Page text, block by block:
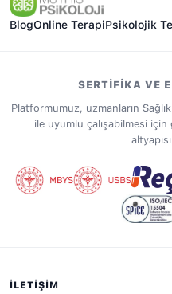
BlogOnline TerapiPsikolojik
SERTIFIKA VE
Platformumuz, uzmanların
ile uyumlu çalışabilmesi
İLETIŞIM